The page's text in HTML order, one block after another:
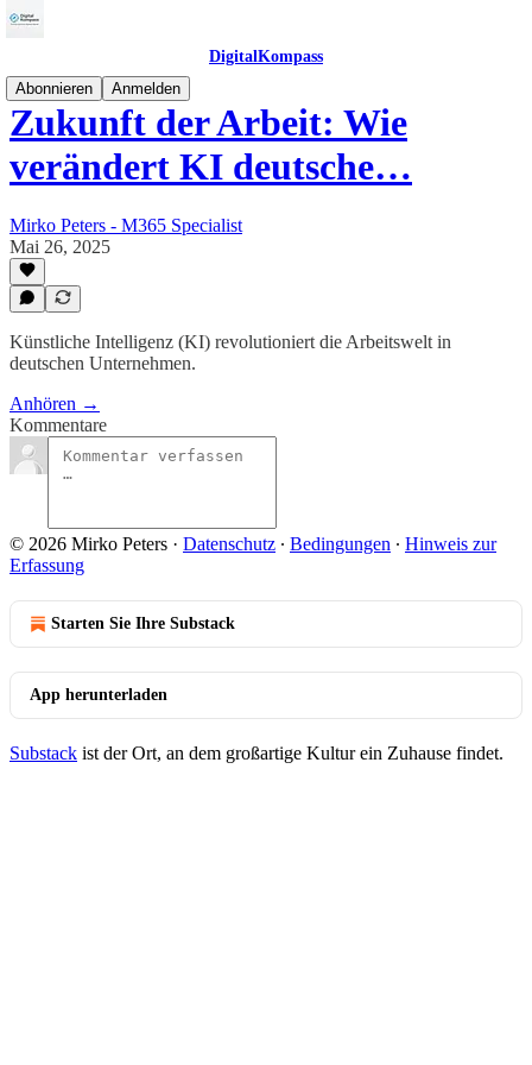
DigitalKompass
Abonnieren
Anmelden
Zukunft der Arbeit: Wie
verändert KI deutsche…
Mirko Peters - M365 Specialist
Mai 26, 2025
Künstliche Intelligenz (KI) revolutioniert die Arbeitswelt in
deutschen Unternehmen.
Anhören →
Kommentare
© 2026 Mirko Peters · Datenschutz ∙ Bedingungen ∙ Hinweis zur
Erfassung
Starten Sie Ihre Substack
App herunterladen
Substack ist der Ort, an dem großartige Kultur ein Zuhause findet.